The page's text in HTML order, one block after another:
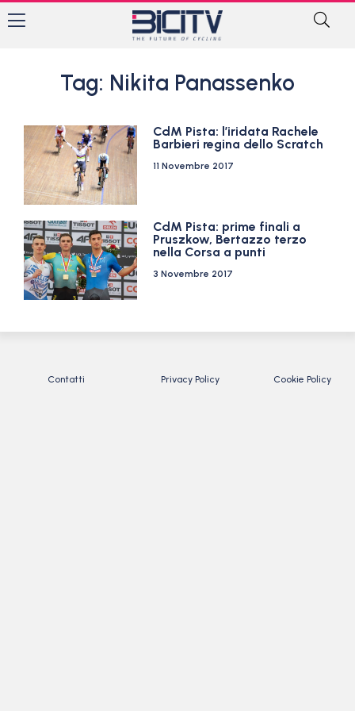
Tag: Nikita Panassenko
CdM Pista: l’iridata Rachele
Barbieri regina dello Scratch
11 Novembre 2017
CdM Pista: prime finali a
Pruszkow, Bertazzo terzo
nella Corsa a punti
3 Novembre 2017
Contatti Privacy Policy Cookie Policy